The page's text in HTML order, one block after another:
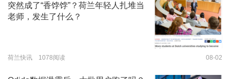
突然成了“香饽饽”？荷兰年轻人扎堆当
老师，发生了什么？
荷兰快讯 1078阅读 08-02